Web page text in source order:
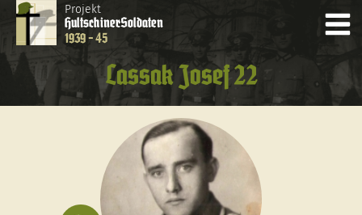
Projekt
HultschinerSoldaten
1939 - 45
Lassak Josef 22